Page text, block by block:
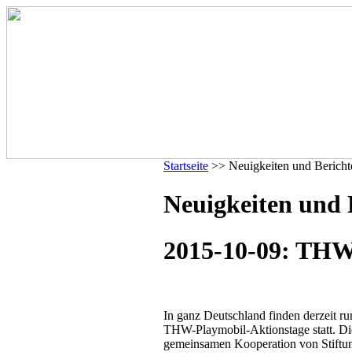
Startseite >> Neuigkeiten und
Neuigkeiten und
2015-10-09:
In ganz Deutschland finden derzeit
THW-Playmobil-Aktionstage statt.
gemeinsamen Kooperation von